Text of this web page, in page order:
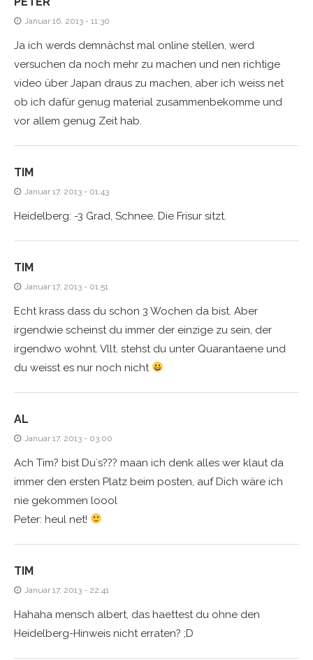
Januar 16, 2013 - 11:30
Ja ich werds demnächst mal online stellen, werd
versuchen da noch mehr zu machen und nen richtige
video über Japan draus zu machen, aber ich weiss net
ob ich dafür genug material zusammenbekomme und
vor allem genug Zeit hab.
TIM
Januar 17, 2013 - 01:43
Heidelberg: -3 Grad, Schnee. Die Frisur sitzt.
TIM
Januar 17, 2013 - 01:51
Echt krass dass du schon 3 Wochen da bist. Aber
irgendwie scheinst du immer der einzige zu sein, der
irgendwo wohnt. Vllt. stehst du unter Quarantaene und
du weisst es nur noch nicht
AL
Januar 17, 2013 - 03:00
Ach Tim? bist Du´s??? maan ich denk alles wer klaut da
immer den ersten Platz beim posten, auf Dich wäre ich
nie gekommen loool
Peter: heul net!
TIM
Januar 17, 2013 - 22:41
Hahaha mensch albert, das haettest du ohne den
Heidelberg-Hinweis nicht erraten? ;D